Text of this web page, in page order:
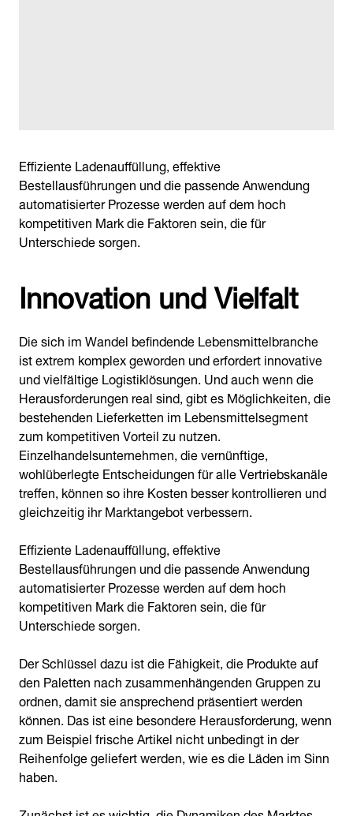
Effiziente Ladenauffüllung, effektive
Bestellausführungen und die passende Anwendung
automatisierter Prozesse werden auf dem hoch
kompetitiven Mark die Faktoren sein, die für
Unterschiede sorgen.
Innovation und Vielfalt
Die sich im Wandel befindende Lebensmittelbranche
ist extrem komplex geworden und erfordert innovative
und vielfältige Logistiklösungen. Und auch wenn die
Herausforderungen real sind, gibt es Möglichkeiten, die
bestehenden Lieferketten im Lebensmittelsegment
zum kompetitiven Vorteil zu nutzen.
Einzelhandelsunternehmen, die vernünftige,
wohlüberlegte Entscheidungen für alle Vertriebskanäle
treffen, können so ihre Kosten besser kontrollieren und
gleichzeitig ihr Marktangebot verbessern.
Effiziente Ladenauffüllung, effektive
Bestellausführungen und die passende Anwendung
automatisierter Prozesse werden auf dem hoch
kompetitiven Mark die Faktoren sein, die für
Unterschiede sorgen.
Der Schlüssel dazu ist die Fähigkeit, die Produkte auf
den Paletten nach zusammenhängenden Gruppen zu
ordnen, damit sie ansprechend präsentiert werden
können. Das ist eine besondere Herausforderung, wenn
zum Beispiel frische Artikel nicht unbedingt in der
Reihenfolge geliefert werden, wie es die Läden im Sinn
haben.